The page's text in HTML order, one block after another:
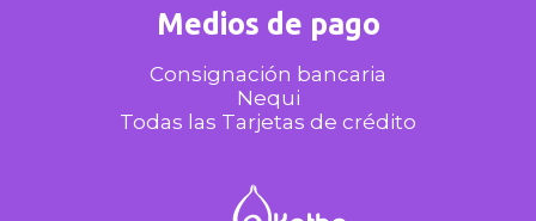
Medios de pago
Consignación bancaria
Nequi
Todas las Tarjetas de crédito